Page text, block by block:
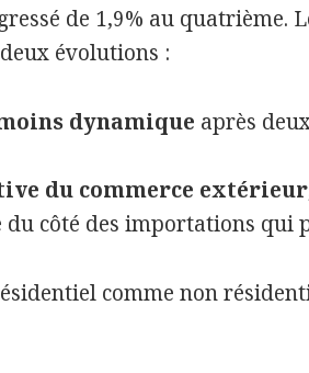
de 1,9% au quatrième.
évolutions :
dynamique après
du commerce extérieur
côté des importations qui
comme non